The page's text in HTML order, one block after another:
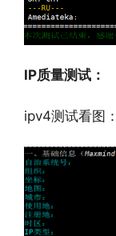
IP质量测试：
ipv4测试看图：